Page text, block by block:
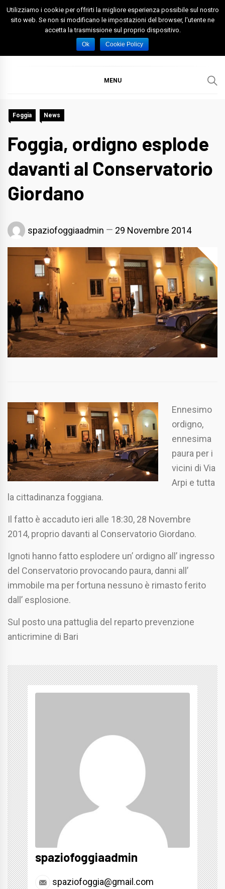
Skip
Spazio Foggia
Foggia News Calcio Eventi e Attività nella Capitanata
MENU
Foggia News
Foggia, ordigno esplode
davanti al Conservatorio
Giordano
spaziofoggiaadmin 29 Novembre 2014
Ennesimo
ordigno,
ennesima
paura per i
vicini di Via
Arpi e tutta
la cittadinanza foggiana.
Il fatto è accaduto ieri alle 18:30, 28 Novembre
2014, proprio davanti al Conservatorio Giordano.
Ignoti hanno fatto esplodere un’ ordigno all’ ingresso
del Conservatorio provocando paura, danni all’
immobile ma per fortuna nessuno è rimasto ferito
dall’ esplosione.
Sul posto una pattuglia del reparto prevenzione
anticrimine di Bari
spaziofoggiaadmin
spaziofoggia@gmail.com
Utilizziamo i cookie per offrirti la migliore esperienza possibile sul nostro
sito web. Se non si modificano le impostazioni del browser, l'utente ne
accetta la trasmissione sul proprio dispositivo.
Ok Cookie Policy